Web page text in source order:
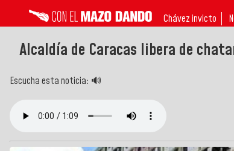
Chávez invicto
Alcaldía de Caracas libera de
Escucha esta noticia: 🔊